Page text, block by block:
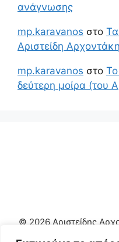
ανάγνωσης
mp.karavanos στο
Αριστείδη
mp.karavanos στο
δεύτερη μοίρα (του
© 2026 Αριστείδης